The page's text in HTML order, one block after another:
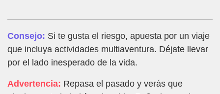
Consejo: Si te gusta el riesgo, apuesta por un viaje
que incluya actividades multiaventura. Déjate llevar
por el lado inesperado de la vida.
Advertencia: Repasa el pasado y verás que